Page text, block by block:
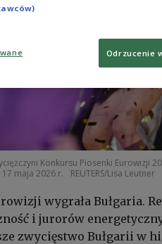
Konkursu Piosenki Eurowizji
maja 2026 r.
REUTERS/Lisa Leutner
wygrała Bułgaria.
i jurorów
zwycięstwo Bułgarii w
Odrzucenie